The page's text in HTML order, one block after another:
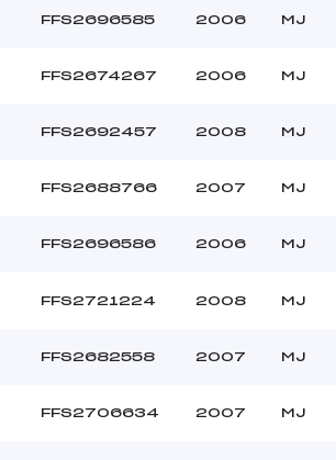
FFS2696585 2006 MJ
FFS2674267 2006 MJ
FFS2692457 2008 MJ
FFS2688766 2007 MJ
FFS2696586 2006 MJ
FFS2721224 2008 MJ
FFS2682558 2007 MJ
FFS2706634 2007 MJ